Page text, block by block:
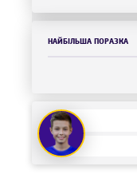
НАЙБІЛЬША ПОРАЗКА